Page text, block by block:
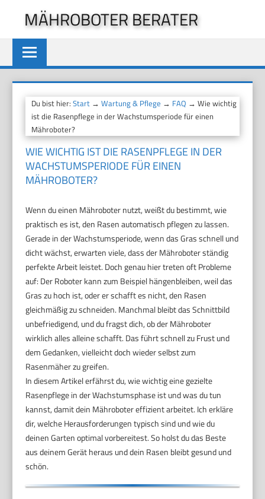
springen
MÄHROBOTER BERATER
Du bist hier:Start →Wartung & Pflege → FAQ → Wie wichtig
ist die Rasenpflege in der Wachstumsperiode für einen
Mähroboter?
WIE WICHTIG IST DIE RASENPFLEGE IN DER
WACHSTUMSPERIODE FÜR EINEN
MÄHROBOTER?
Wenn du einen Mähroboter nutzt, weißt du bestimmt, wie
praktisch es ist, den Rasen automatisch pflegen zu lassen.
Gerade in der Wachstumsperiode, wenn das Gras schnell und
dicht wächst, erwarten viele, dass der Mähroboter ständig
perfekte Arbeit leistet. Doch genau hier treten oft Probleme
auf: Der Roboter kann zum Beispiel hängenbleiben, weil das
Gras zu hoch ist, oder er schafft es nicht, den Rasen
gleichmäßig zu schneiden. Manchmal bleibt das Schnittbild
unbefriedigend, und du fragst dich, ob der Mähroboter
wirklich alles alleine schafft. Das führt schnell zu Frust und
dem Gedanken, vielleicht doch wieder selbst zum
Rasenmäher zu greifen.
In diesem Artikel erfährst du, wie wichtig eine gezielte
Rasenpflege in der Wachstumsphase ist und was du tun
kannst, damit dein Mähroboter effizient arbeitet. Ich erkläre
dir, welche Herausforderungen typisch sind und wie du
deinen Garten optimal vorbereitest. So holst du das Beste
aus deinem Gerät heraus und dein Rasen bleibt gesund und
schön.